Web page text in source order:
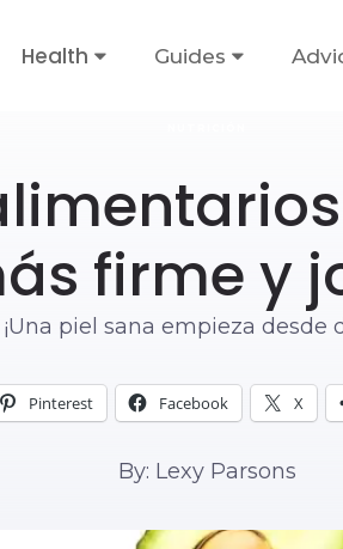
Health Guides
firme y
¡Una piel sana empieza desde
Pinterest Facebook X
By: Lexy Parsons